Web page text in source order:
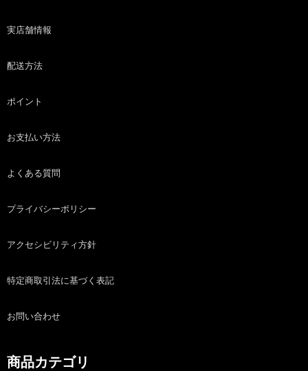
実店舗情報
配送方法
ポイント
お支払い方法
よくある質問
プライバシーポリシー
アクセシビリティ方針
特定商取引法に基づく表記
お問い合わせ
商品カテゴリ